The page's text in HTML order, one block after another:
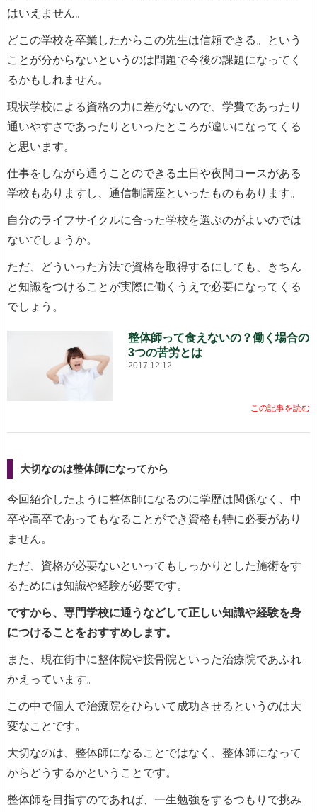
はいえません。
どこの学校を卒業したからこの先生は信頼できる。という
ことが分からないというのは問題で今後の課題になってく
るかもしれません。
現状学校による資格の力に差がないので、学費であったり
通いやすさであったりといったところが違いになってくる
と思います。
仕事をしながら通うことのできる土日や夜間コースがある
学校もありますし、通信制講座といったものもあります。
自分のライフサイクルに合った学校を選ぶのがよいのでは
ないでしょうか。
ただ、どういった方法で資格を取得するにしても、きちん
と知識をつけることが実際に働くうえで必要になってくる
でしょう。
整体師って食えないの？働く場合の
3つの苦労とは
2017.12.12
この記事を読む
大切なのは整体師になってから
今回紹介したように整体師になるのに学歴は関係なく、中
卒や高卒であってもなることができ資格も特に必要があり
ません。
ただ、資格が必要ないといってもしっかりとした施術をす
るためには知識や経験が必要です。
ですから、専門学校に通うなどして正しい知識や経験を身
につけることをおすすめします。
また、現在街中に整体院や接骨院といった治療院であふれ
かえっています。
この中で個人で治療院をひらいて成功させるというのは大
変なことです。
大切なのは、整体師になることではなく、整体師になって
からどうするかということです。
整体師を目指すのであれば、一生勉強をするつもりで挑み